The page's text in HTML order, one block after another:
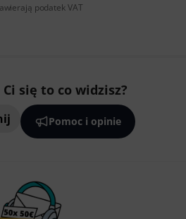
podatek VAT
Ci się to co widzisz?
Pomoc i opinie